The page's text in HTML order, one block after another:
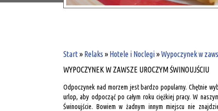
Start» Relaks » Hotele i Noclegi»Wypoczynek w
WYPOCZYNEK W ZAWSZE UROCZYM ŚWINOUJŚCIU
Odpoczynek nad morzem jest bardzo popularny. Chętnie
urlop, aby odpocząć po całym roku ciężkiej pracy. W
Świnoujście. Bowiem w żadnym innym miejscu nie